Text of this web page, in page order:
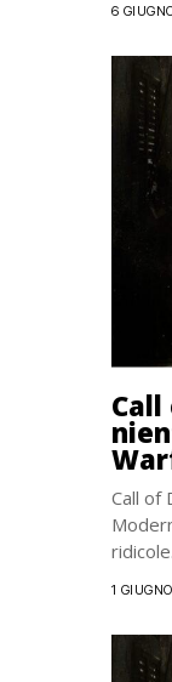
6
Call of
1